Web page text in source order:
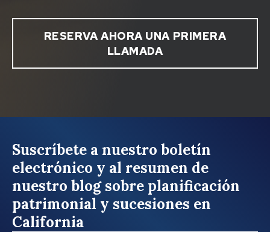
RESERVA AHORA UNA PRIMERA
LLAMADA
Suscríbete a nuestro boletín
electrónico y al resumen de
nuestro blog sobre planificación
patrimonial y sucesiones en
California